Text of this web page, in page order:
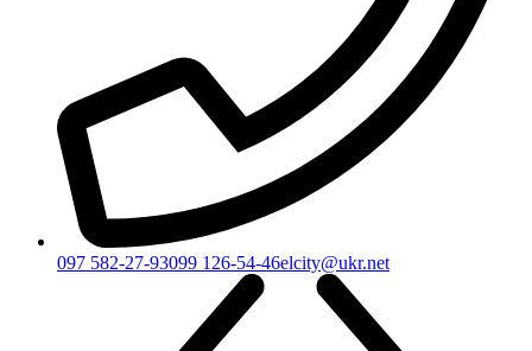
097 582-27-93099 126-54-46elcity@ukr.net